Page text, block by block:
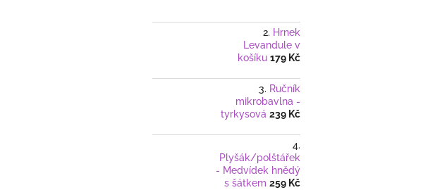
Hrnek
Levandule v
košíku 179 Kč
Ručník
mikrobavlna -
tyrkysová 239 Kč
Plyšák/polštářek
- Medvídek hnědý
s šátkem 259 Kč